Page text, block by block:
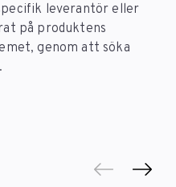
leverantör eller
på produktens
genom att söka